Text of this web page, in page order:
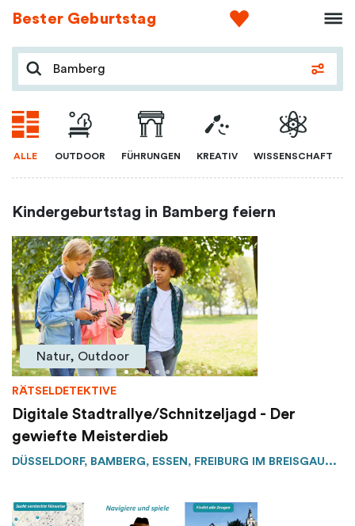
Bester Geburtstag
ALLE OUTDOOR FÜHRUNGEN KREATIV WISSENSCHAFT
Kindergeburtstag in Bamberg feiern
Natur, Outdoor
RÄTSELDETEKTIVE
Digitale Stadtrallye/Schnitzeljagd - Der
gewiefte Meisterdieb
DÜSSELDORF, BAMBERG, ESSEN, FREIBURG IM BREISGAU...